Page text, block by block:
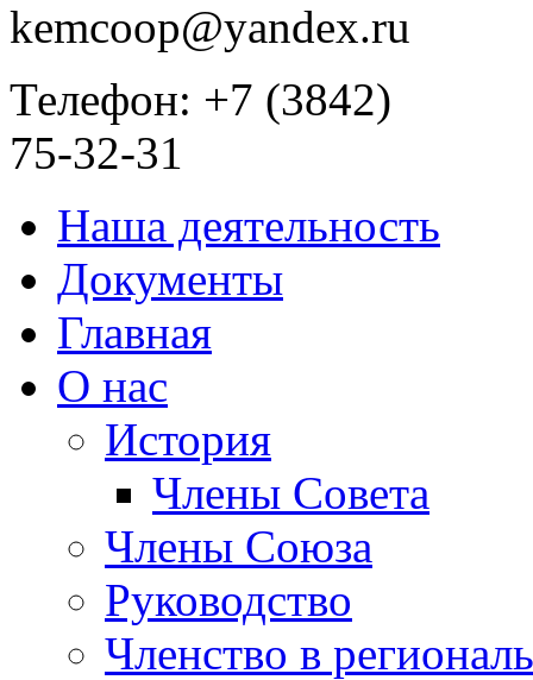
kemcoop@yandex.ru
Телефон: +7 (3842)
75-32-31
Наша деятельность
Документы
Главная
О нас
История
Члены Совета
Члены Союза
Руководство
Членство в